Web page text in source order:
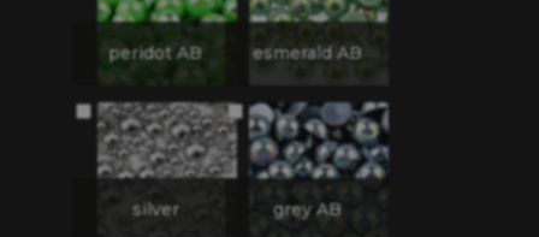
peridot AB esmerald AB
silver grey AB